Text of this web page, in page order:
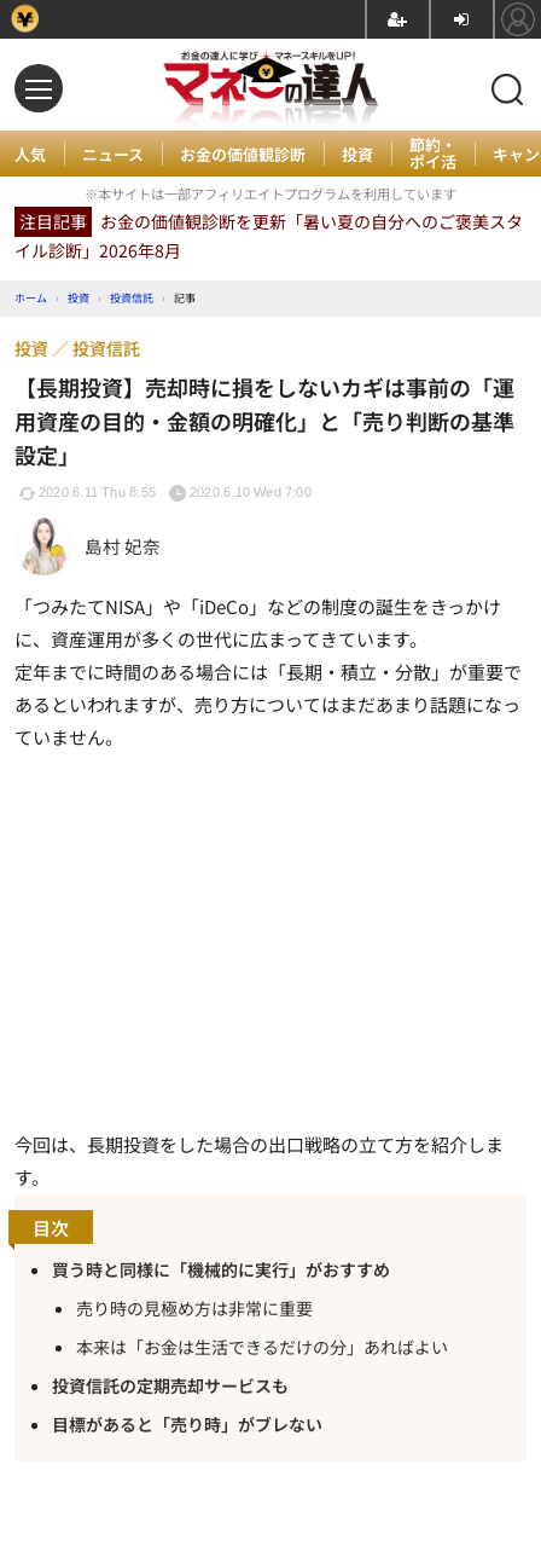
人気 ニュース お金の価値観診断 投資 節約・
ポイ活 キャ
※本サイトは一部アフィリエイトプログラムを利用しています
注目記事 お金の価値観診断を更新「暑い夏の自分へのご褒美スタ
イル診断」2026年8月
ホーム › 投資 › 投資信託 › 記事
【長期投資】売却時に損をしないカギは事前の「運
用資産の目的・金額の明確化」と「売り判断の基準
設定」
投資 投資信託
2020.6.11 Thu 8:55 2020.6.10 Wed 7:00
島村 妃奈
「つみたてNISA」や「iDeCo」などの制度の誕生をきっかけ
に、資産運用が多くの世代に広まってきています。
定年までに時間のある場合には「長期・積立・分散」が重要で
あるといわれますが、売り方についてはまだあまり話題になっ
ていません。
今回は、 長期投資をした場合の出口戦略の立て方を紹介しま
す。
目次
買う時と同様に「機械的に実行」がおすすめ
売り時の見極め方は非常に重要
本来は「お金は生活できるだけの分」あればよい
投資信託の定期売却サービスも
目標があると「売り時」がブレない